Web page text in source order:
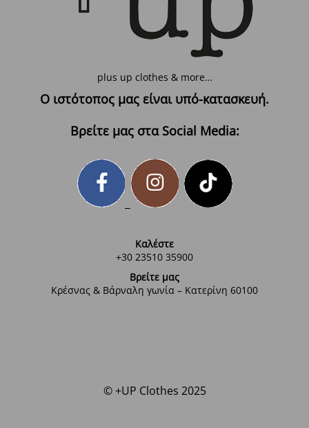
plus up clothes & more…
Ο ιστότοπος μας είναι υπό-κατασκευή.
Βρείτε μας στα Social Media:
Καλέστε
+30 23510 35900
Βρείτε μας
Κρέσνας & Βάρναλη γωνία – Κατερίνη 60100
© +UP Clothes 2025